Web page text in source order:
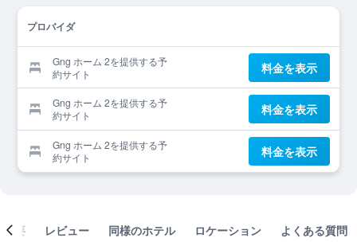
プロバイダ
Gng ホーム 2を提供する予
約サイト
料金を表示
Gng ホーム 2を提供する予
約サイト
料金を表示
Gng ホーム 2を提供する予
約サイト
料金を表示
概要 レビュー 同様のホテル ロケーション よくある質問